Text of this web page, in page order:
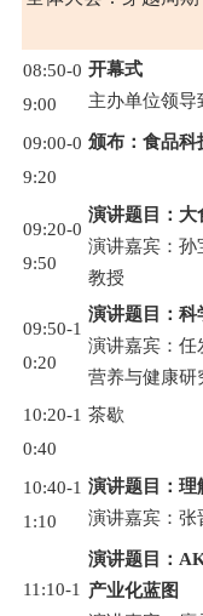
08:50-0
9:00
开幕式
主办单位领导
09:00-0
9:20
颁布：食品科
09:20-0
9:50
演讲题目：大
演讲嘉宾：孙
教授
09:50-1
0:20
演讲题目：科
演讲嘉宾：任
营养与健康研
10:20-1
0:40
茶歇
10:40-1
1:10
演讲题目：理
演讲嘉宾：张
11:10-1
演讲题目：
产业化蓝图